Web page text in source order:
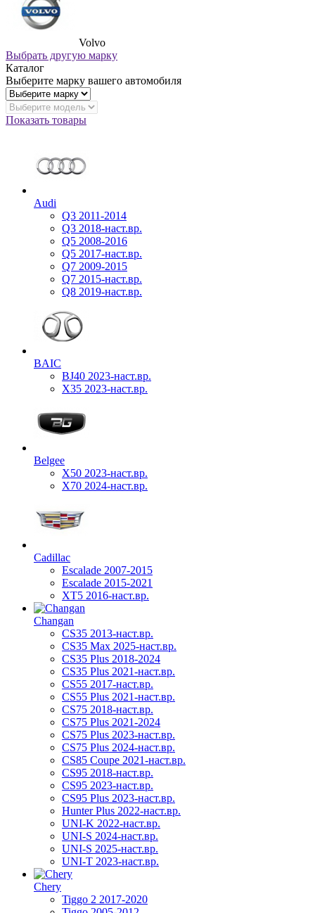
Volvo
Выбрать другую марку
Каталог
Выберите марку вашего автомобиля
Показать товары
Audi
Q3 2011-2014
Q3 2018-наст.вр.
Q5 2008-2016
Q5 2017-наст.вр.
Q7 2009-2015
Q7 2015-наст.вр.
Q8 2019-наст.вр.
BAIC
BJ40 2023-наст.вр.
X35 2023-наст.вр.
Belgee
X50 2023-наст.вр.
X70 2024-наст.вр.
Cadillac
Escalade 2007-2015
Escalade 2015-2021
XT5 2016-наст.вр.
Changan
CS35 2013-наст.вр.
CS35 Max 2025-наст.вр.
CS35 Plus 2018-2024
CS35 Plus 2021-наст.вр.
CS55 2017-наст.вр.
CS55 Plus 2021-наст.вр.
CS75 2018-наст.вр.
CS75 Plus 2021-2024
CS75 Plus 2023-наст.вр.
CS75 Plus 2024-наст.вр.
CS85 Coupe 2021-наст.вр.
CS95 2018-наст.вр.
CS95 2023-наст.вр.
CS95 Plus 2023-наст.вр.
Hunter Plus 2022-наст.вр.
UNI-K 2022-наст.вр.
UNI-S 2024-наст.вр.
UNI-S 2025-наст.вр.
UNI-T 2023-наст.вр.
Chery
Tiggo 2 2017-2020